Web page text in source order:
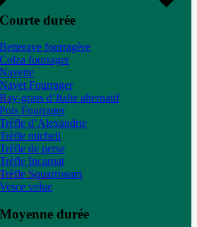
Type
Courte durée
Betterave fourragère
Colza fourrager
Navette
Navet Fourrager
Ray-grass d’Italie alternatif
Pois Fourrager
Trèfle d’Alexandrie
Trèfle micheli
Trèfle de perse
Trèfle Incarnat
Trèfle Squarrosum
Vesce velue
Moyenne durée